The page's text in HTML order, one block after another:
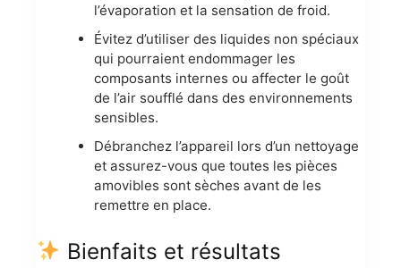
l’évaporation et la sensation de froid.
Évitez d’utiliser des liquides non spéciaux
qui pourraient endommager les
composants internes ou affecter le goût
de l’air soufflé dans des environnements
sensibles.
Débranchez l’appareil lors d’un nettoyage
et assurez-vous que toutes les pièces
amovibles sont sèches avant de les
remettre en place.
Bienfaits et résultats